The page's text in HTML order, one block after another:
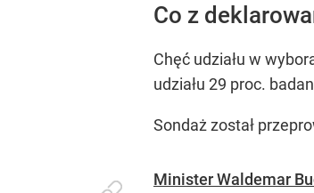
Co z
Chęć udziału w
udziału 29 proc.
Sondaż został
Minister Waldemar